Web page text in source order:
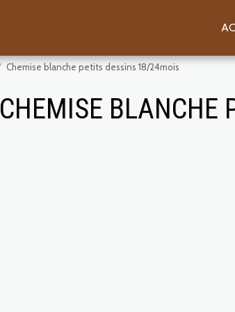
Chemise blanche petits dessins 18/24mois
CHEMISE BLANCHE